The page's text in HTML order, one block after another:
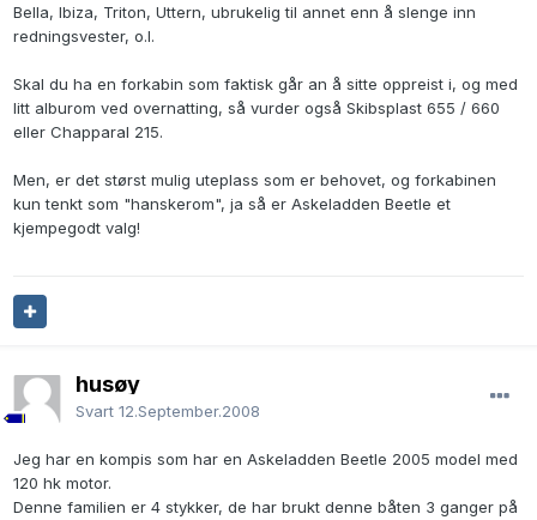
Bella, Ibiza, Triton, Uttern, ubrukelig til annet enn å slenge inn
redningsvester, o.l.
Skal du ha en forkabin som faktisk går an å sitte oppreist i, og med
litt alburom ved overnatting, så vurder også Skibsplast 655 / 660
eller Chapparal 215.
Men, er det størst mulig uteplass som er behovet, og forkabinen
kun tenkt som "hanskerom", ja så er Askeladden Beetle et
kjempegodt valg!
husøy
Svart 12.September.2008
Jeg har en kompis som har en Askeladden Beetle 2005 model med
120 hk motor.
Denne familien er 4 stykker, de har brukt denne båten 3 ganger på